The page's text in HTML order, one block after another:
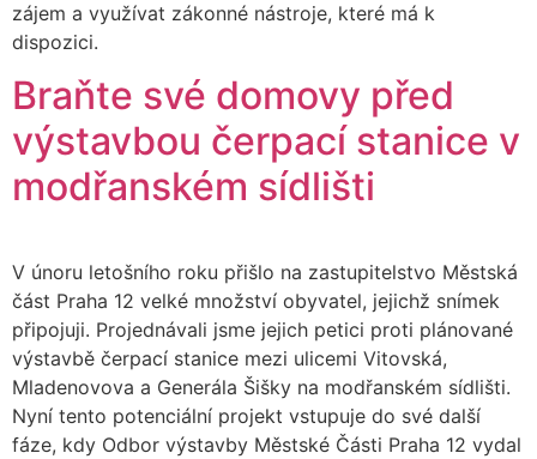
zájem a využívat zákonné nástroje, které má k
dispozici.
Braňte své domovy před
výstavbou čerpací stanice v
modřanském sídlišti
V únoru letošního roku přišlo na zastupitelstvo Městská
část Praha 12 velké množství obyvatel, jejichž snímek
připojuji. Projednávali jsme jejich petici proti plánované
výstavbě čerpací stanice mezi ulicemi Vitovská,
Mladenovova a Generála Šišky na modřanském sídlišti.
Nyní tento potenciální projekt vstupuje do své další
fáze, kdy Odbor výstavby Městské Části Praha 12 vydal